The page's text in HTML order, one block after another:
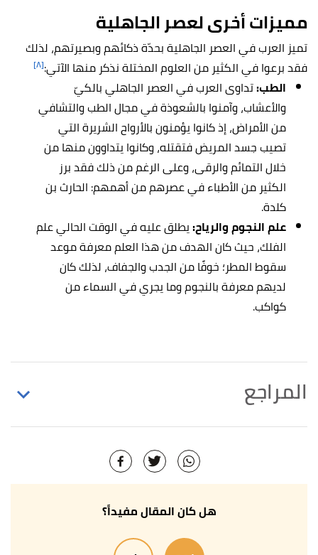
مميزات أخرى لعصر الجاهلية
تميز العرب في العصر الجاهلية بحدّة ذكائهم وبصيرتهم، لذلك
فقد برعوا في الكثير من العلوم المختلة نذكر منها الآتي:[٨]
الطب:تداوى العرب في العصر الجاهلي بالكيّ
والأعشاب، وآمنوا بالشعوذة في مجال الطب والتشافي
من الأمراض، إذ كانوا يؤمنون بالأرواح الشريرة التي
تصيب جسد المريض فتقتله، وكانوا يتداوون منها من
خلال التمائم والرقى، وعلى الرغم من ذلك فقد برز
الكثير من الأطباء في عصرهم من أهمهم: الحارث بن
كلدة.
علم النجوم والرياح:يطلق عليه في الوقت الحالي علم
الفلك، حيث كان الهدف من هذا العلم معرفة موعد
سقوط المطر؛ خوفًا من الجدب والجفاف، لذلك كان
لديهم معرفة بالنجوم وما يجري في السماء من
كواكب.
المراجع
↑جواد علي،المفصل في تاريخ العرب قبل الإسلام،
تاريخ ابن خلدون
، صفحة 16. بتصرّف.
هل كان المقال مفيداً؟